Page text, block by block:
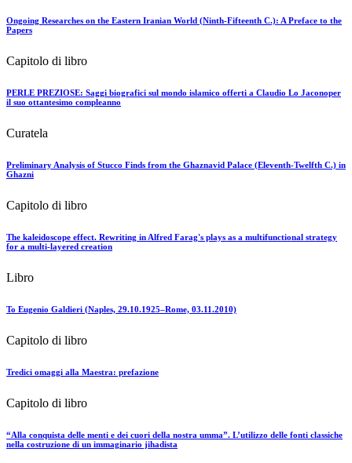
Ongoing Researches on the Eastern Iranian World (Ninth-Fifteenth C.): A Preface to the
Papers
Capitolo di libro
PERLE PREZIOSE: Saggi biografici sul mondo islamico offerti a Claudio Lo Jaconoper
il suo ottantesimo compleanno
Curatela
Preliminary Analysis of Stucco Finds from the Ghaznavid Palace (Eleventh-Twelfth C.) in
Ghazni
Capitolo di libro
The kaleidoscope effect. Rewriting in Alfred Farag's plays as a multifunctional strategy
for a multi-layered creation
Libro
To Eugenio Galdieri (Naples, 29.10.1925‒Rome, 03.11.2010)
Capitolo di libro
Tredici omaggi alla Maestra: prefazione
Capitolo di libro
“Alla conquista delle menti e dei cuori della nostra umma”. L’utilizzo delle fonti classiche
nella costruzione di un immaginario jihadista